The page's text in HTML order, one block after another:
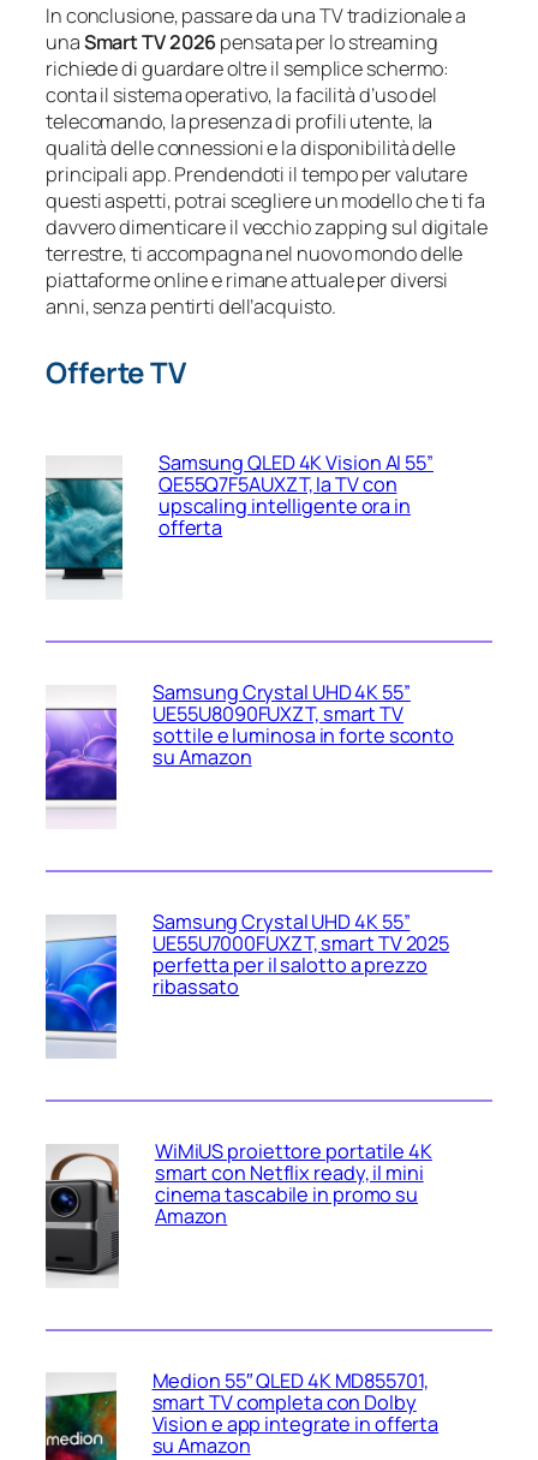
In conclusione, passare da una TV tradizionale a
unaSmart TV 2026pensata per lo streaming
richiede di guardare oltre il semplice schermo:
conta il sistema operativo, la facilità d’uso del
telecomando, la presenza di profili utente, la
qualità delle connessioni e la disponibilità delle
principali app. Prendendoti il tempo per valutare
questi aspetti, potrai scegliere un modello che ti fa
davvero dimenticare il vecchio zapping sul digitale
terrestre, ti accompagna nel nuovo mondo delle
piattaforme online e rimane attuale per diversi
anni, senza pentirti dell’acquisto.
Offerte TV
Samsung QLED 4K Vision AI 55”
QE55Q7F5AUXZT, la TV con
upscaling intelligente ora in
offerta
Samsung Crystal UHD 4K 55”
UE55U8090FUXZT, smart TV
sottile e luminosa in forte sconto
su Amazon
Samsung Crystal UHD 4K 55”
UE55U7000FUXZT, smart TV 2025
perfetta per il salotto a prezzo
ribassato
WiMiUS proiettore portatile 4K
smart con Netflix ready, il mini
cinema tascabile in promo su
Amazon
Medion 55″ QLED 4K MD855701,
smart TV completa con Dolby
Vision e app integrate in offerta
su Amazon